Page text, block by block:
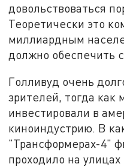
довольствоваться
Теоретически это
миллиардным
должно обеспечить
Голливуд очень
зрителей, тогда как
инвестировали в
киноиндустрию. В
"Трансформерах-4"
проходило на